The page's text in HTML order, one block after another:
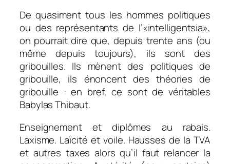
De quasiment tous les hommes politiques
ou des représentants de l’«intelligentsia»,
on pourrait dire que, depuis trente ans (ou
même depuis toujours), ils sont des
gribouilles. Ils mènent des politiques de
gribouille, ils énoncent des théories de
gribouille : en bref, ce sont de véritables
Babylas Thibaut.
Enseignement et diplômes au rabais.
Laxisme. Laïcité et voile. Hausses de la TVA
et autres taxes alors qu’il faut relancer la